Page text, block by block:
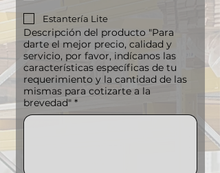
Estantería Lite
Descripción del producto "Para
darte el mejor precio, calidad y
servicio, por favor, indícanos las
características específicas de tu
requerimiento y la cantidad de las
mismas para cotizarte a la
brevedad" *